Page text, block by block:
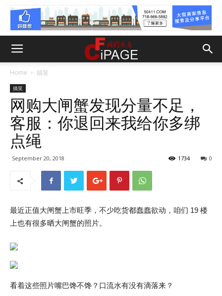
Home 搞笑
搞笑
网购大闸蟹发现分量不足，
客服：你退回来我给你多绑
点绳
September 20, 2018 0
1734
最近正值大闸蟹上市旺季，不少吃货都蠢蠢欲动，咱们 19 楼
上也有很多晒大闸蟹的照片。
看着这些照片嘴巴馋不馋？口流水有没有滴落来？